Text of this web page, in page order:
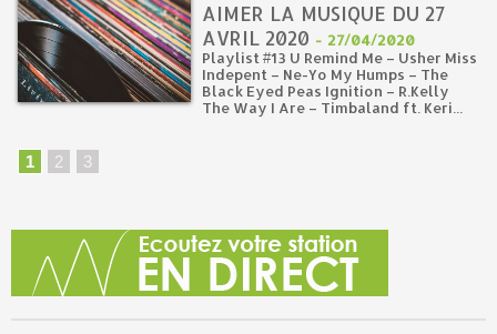
AIMER LA MUSIQUE DU 27
AVRIL 2020 - 27/04/2020
Playlist #13 U Remind Me – Usher Miss
Indepent – Ne-Yo My Humps – The
Black Eyed Peas Ignition – R.Kelly
The Way I Are – Timbaland ft. Keri...
1 2 3